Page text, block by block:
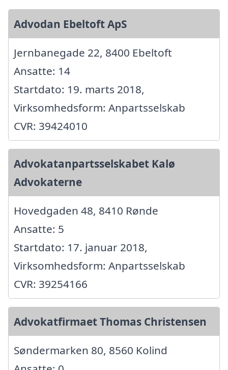
Advodan Ebeltoft ApS
Jernbanegade 22, 8400 Ebeltoft
Ansatte: 14
Startdato: 19. marts 2018,
Virksomhedsform: Anpartsselskab
CVR: 39424010
Advokatanpartsselskabet Kalø
Advokaterne
Hovedgaden 48, 8410 Rønde
Ansatte: 5
Startdato: 17. januar 2018,
Virksomhedsform: Anpartsselskab
CVR: 39254166
Advokatfirmaet Thomas Christensen
Søndermarken 80, 8560 Kolind